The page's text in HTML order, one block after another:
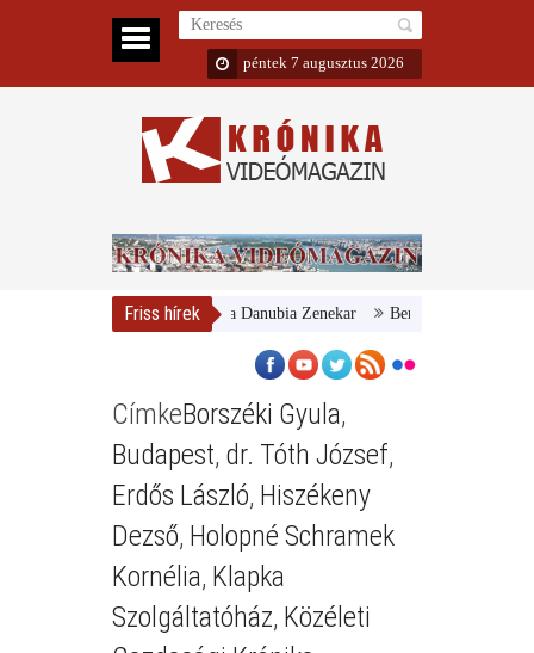
péntek 7 augusztus 2026
Friss hírek
Magyar Nemzeti Galéria és a Danubia Zenekar Bemutatta 2024/25-ös
CímkeBorszéki Gyula,
Budapest, dr. Tóth József,
Erdős László, Hiszékeny
Dezső, Holopné Schramek
Kornélia, Klapka
Szolgáltatóház, Közéleti